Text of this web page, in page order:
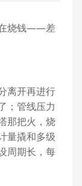
在烧钱——差
离开再进行
；管线压力
那把火，烧
量撬和多级
周期长，每